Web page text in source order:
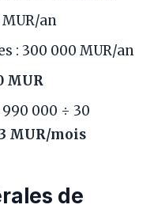
an
: 300 000 MUR/an
MUR
000 ÷ 30
MUR/mois
de